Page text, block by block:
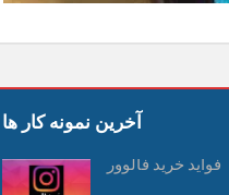
آخرین نمونه کار ها
فواید خرید فالوور